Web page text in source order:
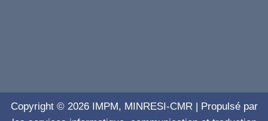
Copyright © 2026 IMPM, MINRESI-CMR | Propulsé par